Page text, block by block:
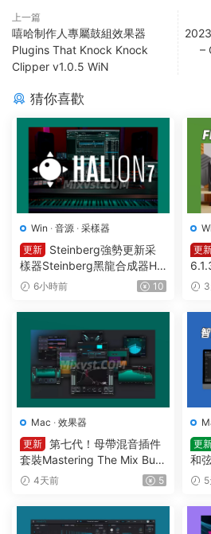
上一篇
嘻哈制作人專屬鼓組效果器
Plugins That Knock Knock
Clipper v1.0.5 WiN
–
猜你喜歡
Win · 音源 · 采樣器
更新
Steinberg強勢更新采
樣器Steinberg黑龍合成器HA
Lion v7.5.0 WIN
6小時前 10
更
ine
Mac · 效果器
更新 第七代！母帶混音插件
套裝Mastering The Mix Bun
dle v2026.7.21 U2B MAC-M
4天前 5
更
和